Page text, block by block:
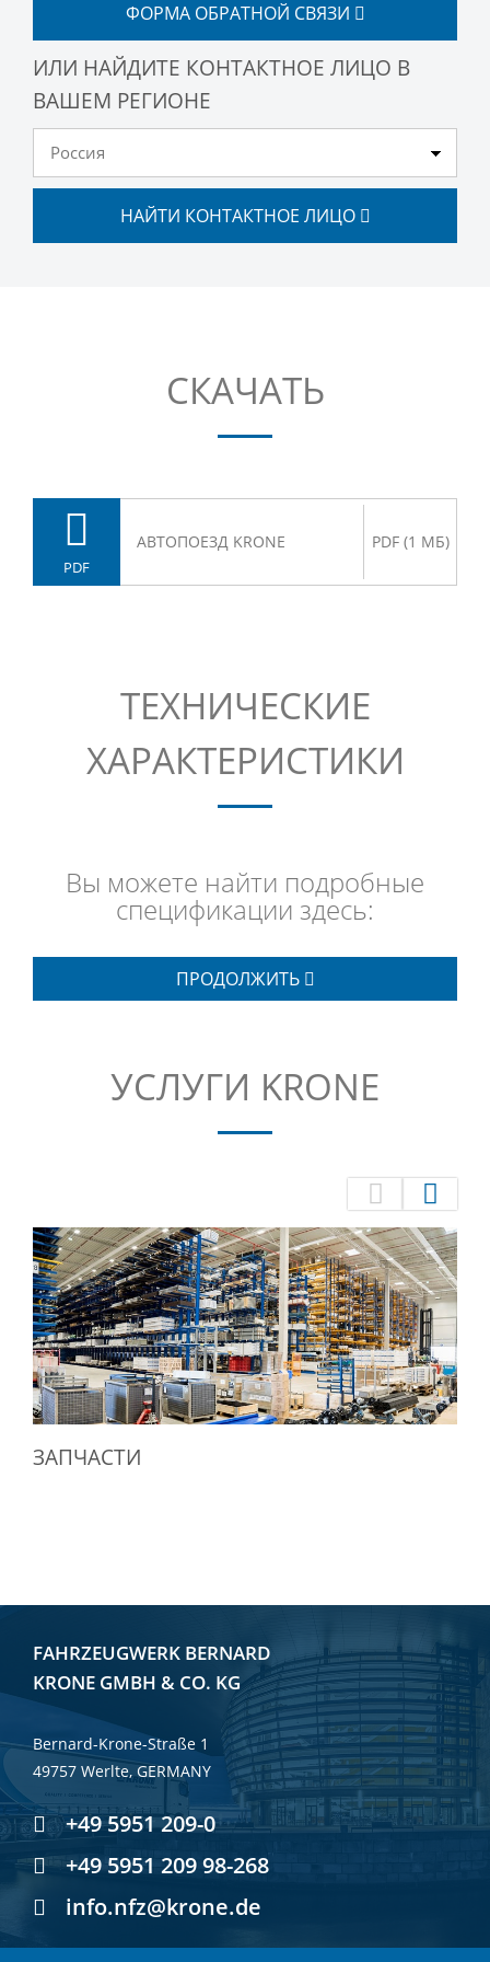
ФОРМА ОБРАТНОЙ СВЯЗИ
ИЛИ НАЙДИТЕ КОНТАКТНОЕ ЛИЦО В
ВАШЕМ РЕГИОНЕ
НАЙТИ КОНТАКТНОЕ ЛИЦО
СКАЧАТЬ
PDF
АВТОПОЕЗД KRONE PDF (1 МБ)
ТЕХНИЧЕСКИЕ
ХАРАКТЕРИСТИКИ
Вы можете найти подробные
спецификации здесь:
ПРОДОЛЖИТЬ
УСЛУГИ KRONE
ЗАПЧАСТИ
FAHRZEUGWERK BERNARD
KRONE GMBH & CO. KG
Bernard-Krone-Straße 1
49757 Werlte, GERMANY
+49 5951 209-0
+49 5951 209 98-268
info.nfz@krone.de